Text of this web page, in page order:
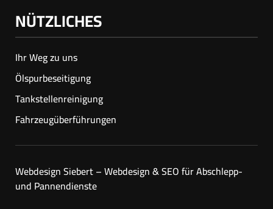
NÜTZLICHES
Ihr Weg zu uns
Ölspur­beseitigung
Tankstellenreinigung
Fahrzeugüberführungen
Webdesign Siebert – Webdesign & SEO für Abschlepp-
und Pannendienste